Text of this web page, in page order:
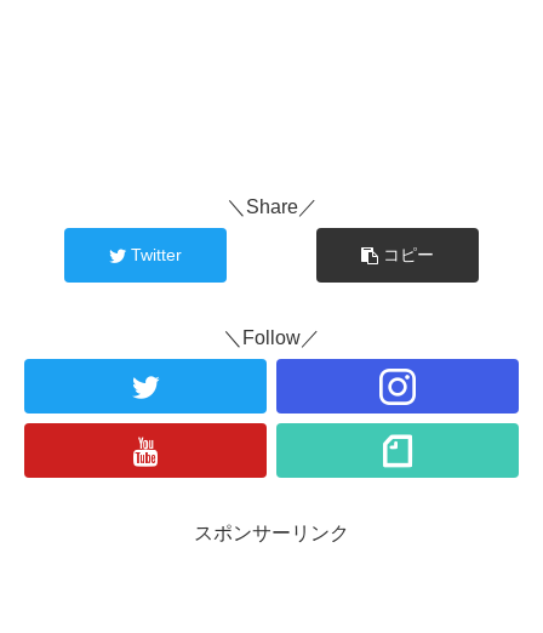
＼Share／
Twitter コピー
＼Follow／
スポンサーリンク